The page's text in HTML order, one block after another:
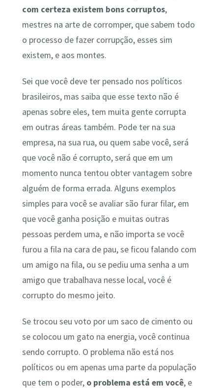
com certeza existem bons corruptos,
mestres na arte de corromper, que sabem todo
o processo de fazer corrupção, esses sim
existem, e aos montes.
Sei que você deve ter pensado nos políticos
brasileiros, mas saiba que esse texto não é
apenas sobre eles, tem muita gente corrupta
em outras áreas também. Pode ter na sua
empresa, na sua rua, ou quem sabe você, será
que você não é corrupto, será que em um
momento nunca tentou obter vantagem sobre
alguém de forma errada. Alguns exemplos
simples para você se avaliar são furar filar, em
que você ganha posição e muitas outras
pessoas perdem uma, e não importa se você
furou a fila na cara de pau, se ficou falando com
um amigo na fila, ou se pediu uma senha a um
amigo que trabalhava nesse local, você é
corrupto do mesmo jeito.
Se trocou seu voto por um saco de cimento ou
se colocou um gato na energia, você continua
sendo corrupto. O problema não está nos
políticos ou em apenas uma parte da população
que tem o poder, o problema está em você, e